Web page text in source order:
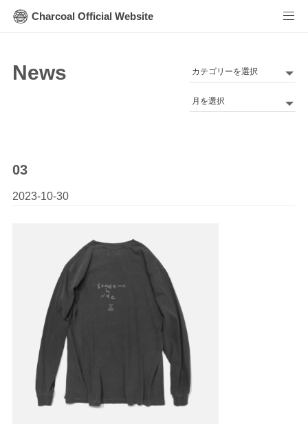
Charcoal Official Website
News
カ
ゴArchives
03
2023-10-30